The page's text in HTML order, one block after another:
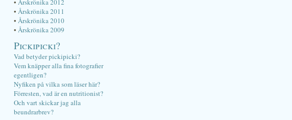
• Årskrönika 2012
• Årskrönika 2011
• Årskrönika 2010
• Årskrönika 2009
Pickipicki?
Vad betyder pickipicki?
Vem knäpper alla fina fotografier
egentligen?
Nyfiken på vilka som läser här?
Förresten, vad är en nutritionist?
Och vart skickar jag alla
beundrarbrev?